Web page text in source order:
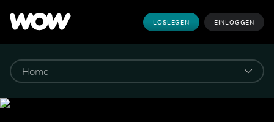
LOSLEGEN EINLOGGEN